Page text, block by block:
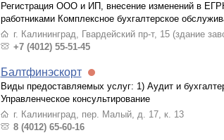
Регистрация ООО и ИП, внесение изменений в
работниками Комплексное бухгалтерское
г. Калининград, Гвардейский пр-т, 15 (здание
+7 (4012) 55-51-45
Балтфинэскорт
Виды предоставляемых услуг: 1) Аудит и
Управленческое консультирование
г. Калининград, пер. Малый, д. 17, к. 13
8 (4012) 65-60-16